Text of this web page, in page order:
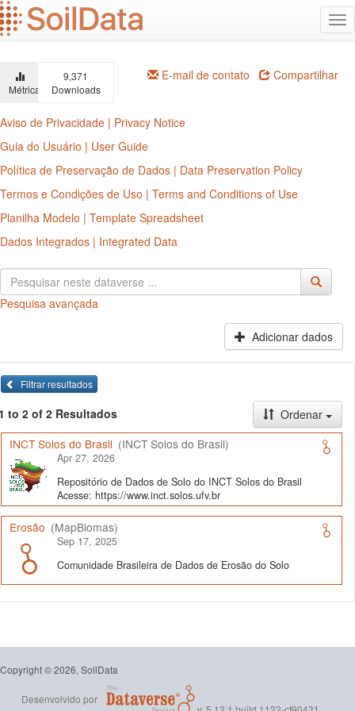
Ir
para
o
principal
Métricas
9,371
Downloads
E-mail de contato Compartilhar
Aviso de Privacidade | Privacy Notice
Guia do Usuário | User Guide
Política de Preservação de Dados | Data Preservation Policy
Termos e Condições de Uso | Terms and Conditions of Use
Planilha Modelo | Template Spreadsheet
Dados Integrados | Integrated Data
Pesquisa avançada
Adicionar dados
Filtrar resultados
to 2 of 2 Resultados
Ordenar
INCT Solos do Brasil (INCT Solos do Brasil)
Apr 27, 2026
Repositório de Dados de Solo do INCT Solos do Brasil
Acesse: https://www.inct.solos.ufv.br
Erosão (MapBiomas)
Sep 17, 2025
Comunidade Brasileira de Dados de Erosão do Solo
Copyright © 2026, SoilData
Desenvolvido por